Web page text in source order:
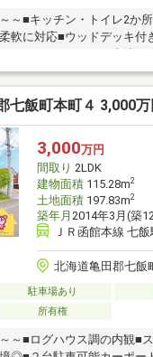
～■キッチン・トイレ2か
軟に対応■ウッドデッキ付
ースにもおすすめ■土地面
境～～■郵便局・・・23分
ピエロ・・・車で5分分■ス
はもちろん、お仕事帰り
の物件をぜひご覧ください
でリフォーム等のご相談
等の資金の提案もお引渡
。
七飯町本町４ 3,000
3,000万円
間取り 2LDK
建物面積115.28m2
土地面積197.83m2
築年月 2014年3月(築
ＪＲ函館本線 七
北海道亀田郡七飯
駐車場あり
所有権
～■ログハウス調の内観■